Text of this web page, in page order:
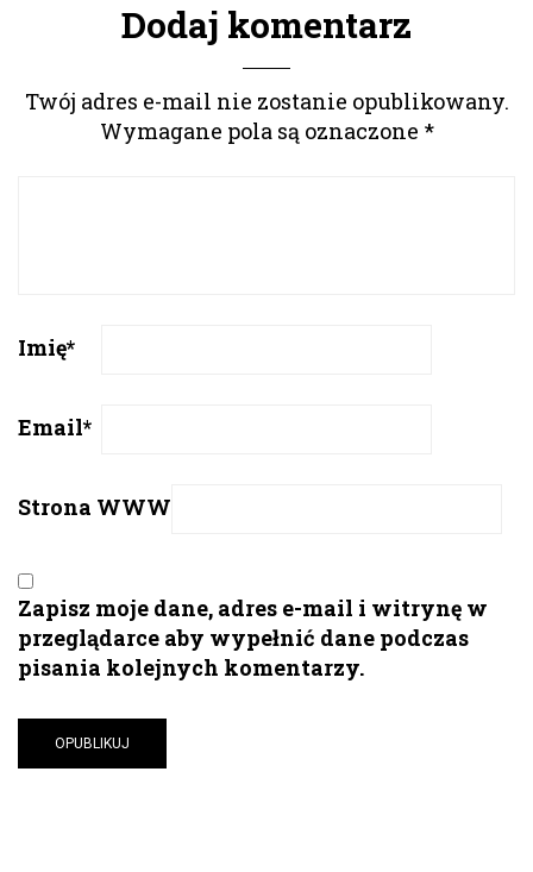
Dodaj komentarz
Twój adres e-mail nie zostanie opublikowany.
Wymagane pola są oznaczone *
Imię*
Email*
Strona WWW
Zapisz moje dane, adres e-mail i witrynę w
przeglądarce aby wypełnić dane podczas
pisania kolejnych komentarzy.